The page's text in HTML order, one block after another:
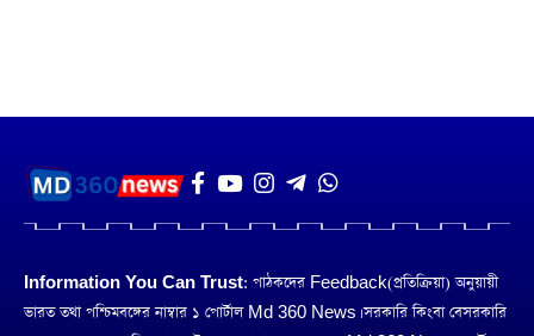
Information You Can Trust: পাঠকদের Feedback(প্রতিক্রিয়া) অনুয়ায়ী
ভারত তথা পশ্চিমবঙ্গের নাম্বার ১ পোর্টাল Md 360 News। সরকারি কিংবা বেসরকারি